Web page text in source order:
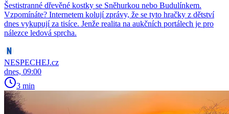
Šestistranné dřevěné kostky se Sněhurkou nebo Budulínkem.
Vzpomínáte? Internetem kolují zprávy, že se tyto hračky z dětství
dnes vykupují za tisíce. Jenže realita na aukčních portálech je pro
nálezce ledová sprcha.
NESPECHEJ.cz
dnes, 09:00
3 min